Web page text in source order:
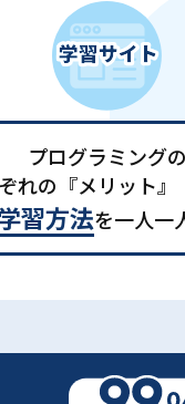
プログラミング
れの『メリット』
習方法を一人一